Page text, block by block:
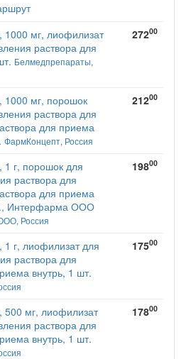
1000 мг, лиофилизат
раствора для
Белмедпрепараты,
27200
1000 мг, порошок
раствора для
для приема
ФармКонцепт, Россия
21200
1 г, порошок для
раствора для
для приема
Интерфарма ООО
Россия
19800
1 г, лиофилизат для
раствора для
внутрь, 1 шт.
17500
500 мг, лиофилизат
раствора для
внутрь, 1 шт.
17800